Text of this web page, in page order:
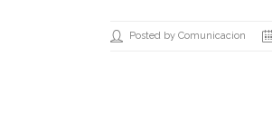
Posted by Comunicacion